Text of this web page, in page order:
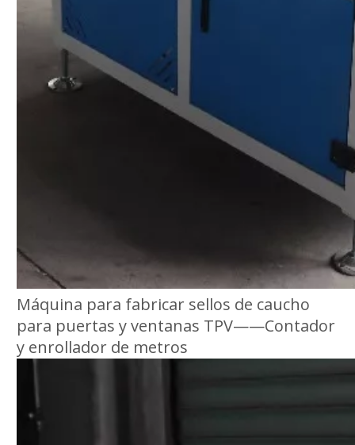
Máquina para fabricar sellos de caucho
para puertas y ventanas TPV——Contador
y enrollador de metros